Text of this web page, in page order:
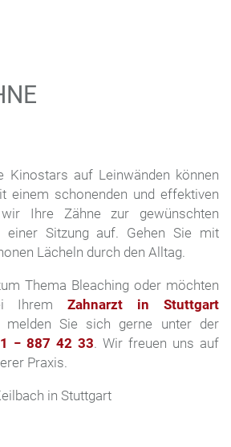
Kinostars auf Leinwänden können
einem schonenden und effektiven
Ihre Zähne zur gewünschten
einer Sitzung auf. Gehen Sie mit
Lächeln durch den Alltag.
Thema Bleaching oder möchten
IhremZahnarzt in Stuttgart
melden Sie sich gerne unter der
− 887 42 33. Wir freuen uns auf
Praxis.
in Stuttgart